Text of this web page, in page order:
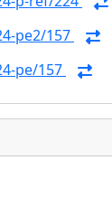
pe2/157
pe/157